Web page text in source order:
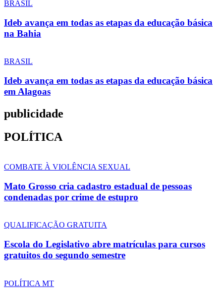
BRASIL
Ideb avança em todas as etapas da educação básica
na Bahia
BRASIL
Ideb avança em todas as etapas da educação básica
em Alagoas
publicidade
POLÍTICA
COMBATE À VIOLÊNCIA SEXUAL
Mato Grosso cria cadastro estadual de pessoas
condenadas por crime de estupro
QUALIFICAÇÃO GRATUITA
Escola do Legislativo abre matrículas para cursos
gratuitos do segundo semestre
POLÍTICA MT